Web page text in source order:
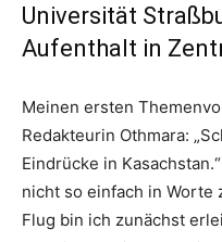
Universität
Aufenthalt in
Meinen ersten
Redakteurin Othmara:
Eindrücke in
nicht so einfach in Worte
Flug bin ich zunächst